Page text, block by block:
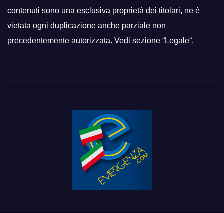
contenuti sono una esclusiva proprietà dei titolari, ne è
vietata ogni duplicazione anche parziale non
precedentemente autorizzata. Vedi sezione “Legale“.